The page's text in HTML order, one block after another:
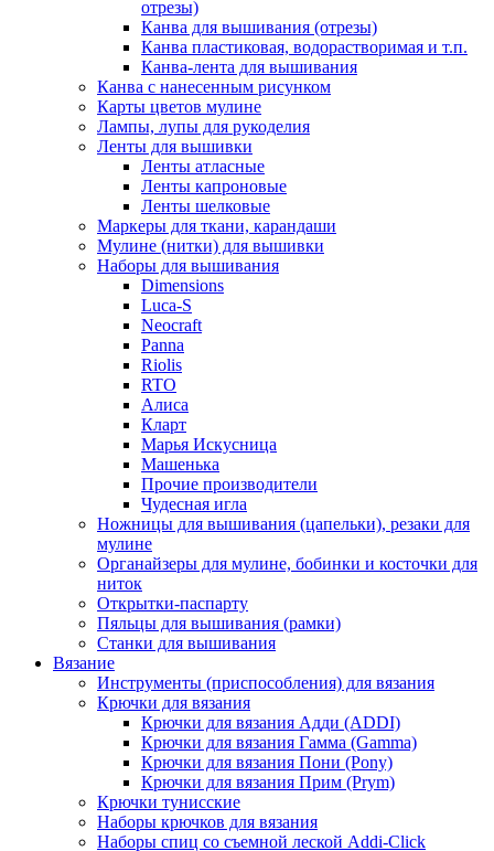
отрезы)
Канва для вышивания (отрезы)
Канва пластиковая, водорастворимая и т.п.
Канва-лента для вышивания
Канва с нанесенным рисунком
Карты цветов мулине
Лампы, лупы для рукоделия
Ленты для вышивки
Ленты атласные
Ленты капроновые
Ленты шелковые
Маркеры для ткани, карандаши
Мулине (нитки) для вышивки
Наборы для вышивания
Dimensions
Luca-S
Neocraft
Panna
Riolis
RTO
Алиса
Кларт
Марья Искусница
Машенька
Прочие производители
Чудесная игла
Ножницы для вышивания (цапельки), резаки для
мулине
Органайзеры для мулине, бобинки и косточки для
ниток
Открытки-паспарту
Пяльцы для вышивания (рамки)
Станки для вышивания
Вязание
Инструменты (приспособления) для вязания
Крючки для вязания
Крючки для вязания Адди (ADDI)
Крючки для вязания Гамма (Gamma)
Крючки для вязания Пони (Pony)
Крючки для вязания Прим (Prym)
Крючки тунисские
Наборы крючков для вязания
Наборы спиц со съемной леской Addi-Click